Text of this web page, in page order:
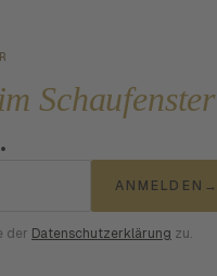
im Schaufenster
ANMELDEN →
der Datenschutzerklärung zu.